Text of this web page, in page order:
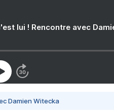
lui ! Rencontre avec
Damien Witecka